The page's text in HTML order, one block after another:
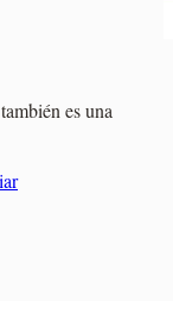
es una